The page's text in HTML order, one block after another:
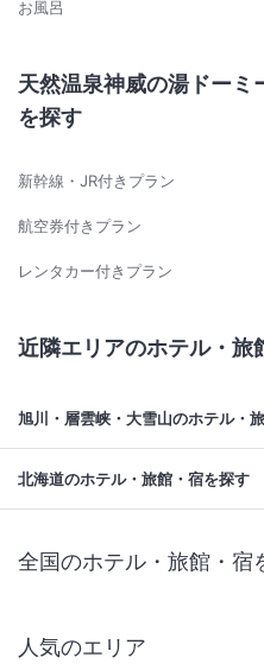
お風呂
天然温泉神威の湯ドーミ
を探す
新幹線・JR付きプラン
航空券付きプラン
レンタカー付きプラン
近隣エリアのホテル・旅
旭川・層雲峡・大雪山のホテル・
北海道のホテル・旅館・宿を探す
全国のホテル・旅館・宿
人気のエリア